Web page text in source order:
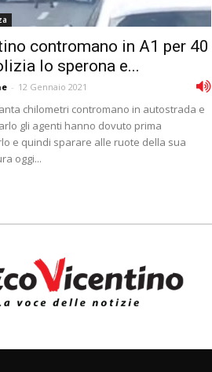
contromano in A1 per 40
lo sperona e...
- 12 Gennaio 2021
chilometri contromano in autostrada e
gli agenti hanno dovuto prima
e quindi sparare alle ruote della sua
oggi...